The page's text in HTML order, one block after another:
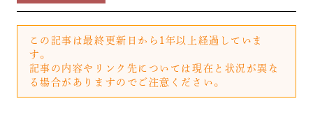
この記事は最終更新日から1年以上経過していま
す。
記事の内容やリンク先については現在と状況が異な
る場合がありますのでご注意ください。